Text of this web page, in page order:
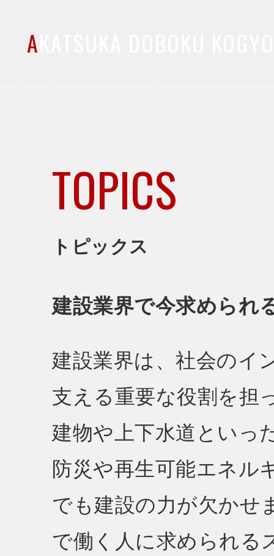
A
TOPICS
トピックス
建設業界で今求められ
建設業界は、社会のイ
支える重要な役割を担
建物や上下水道といっ
防災や再生可能エネル
でも建設の力が欠かせ
で働く人に求められる